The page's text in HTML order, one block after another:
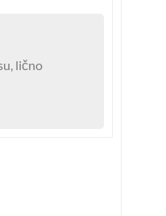
lično